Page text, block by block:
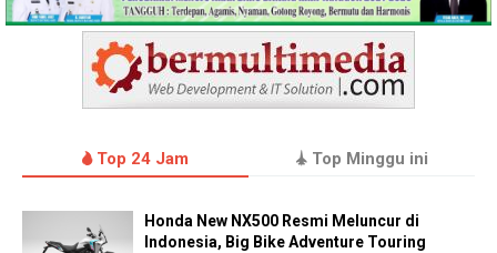
Top 24 Jam Top Minggu ini
Honda New NX500 Resmi Meluncur di
Indonesia, Big Bike Adventure Touring